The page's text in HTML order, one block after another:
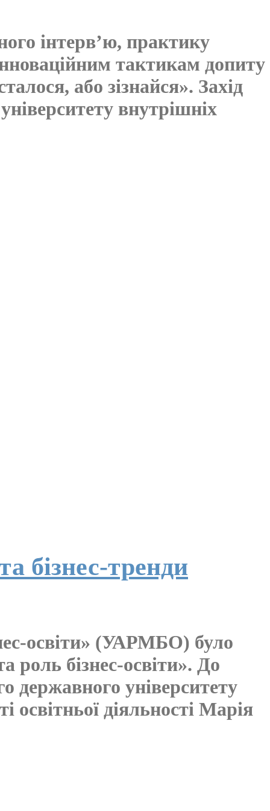
інтерв’ю, практику
тактикам допиту
або зізнайся». Захід
внутрішніх
бізнес-тренди
освіти» (УАРМБО) було
роль бізнес-освіти». До
державного університету
освітньої діяльності Марія